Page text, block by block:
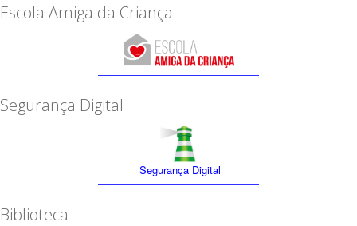
Escola Amiga da Criança
Segurança Digital
Segurança Digital
Biblioteca